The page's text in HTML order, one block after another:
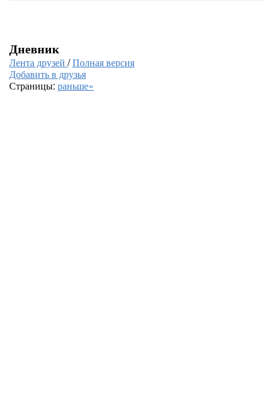
Дневник
Лента друзей /Полная версия
Добавить в друзья
Страницы: раньше»